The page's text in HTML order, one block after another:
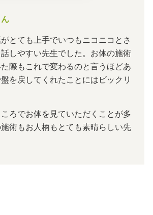
とても上手でいつもニコニコとさ
しやすい先生でした。お体の施術
際もこれで変わるのと言うほどあ
を戻してくれたことにはビックリ
ろでお体を見ていただくことが多
術もお人柄もとても素晴らしい先